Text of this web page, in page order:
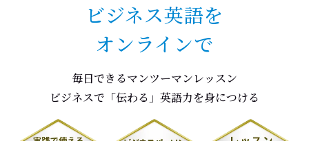
ビジネス英語を
オンラインで
毎日できるマンツーマンレッスン
ビジネスで「伝わる」英語力を身につける